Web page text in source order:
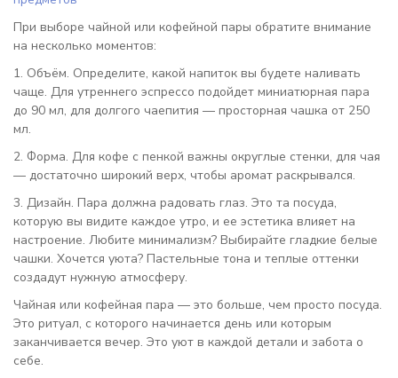
При выборе чайной или кофейной пары обратите внимание
на несколько моментов:
1. Объём. Определите, какой напиток вы будете наливать
чаще. Для утреннего эспрессо подойдет миниатюрная пара
до 90 мл, для долгого чаепития — просторная чашка от 250
мл.
2. Форма. Для кофе с пенкой важны округлые стенки, для чая
— достаточно широкий верх, чтобы аромат раскрывался.
3. Дизайн. Пара должна радовать глаз. Это та посуда,
которую вы видите каждое утро, и ее эстетика влияет на
настроение. Любите минимализм? Выбирайте гладкие белые
чашки. Хочется уюта? Пастельные тона и теплые оттенки
создадут нужную атмосферу.
Чайная или кофейная пара — это больше, чем просто посуда.
Это ритуал, с которого начинается день или которым
заканчивается вечер. Это уют в каждой детали и забота о
себе.